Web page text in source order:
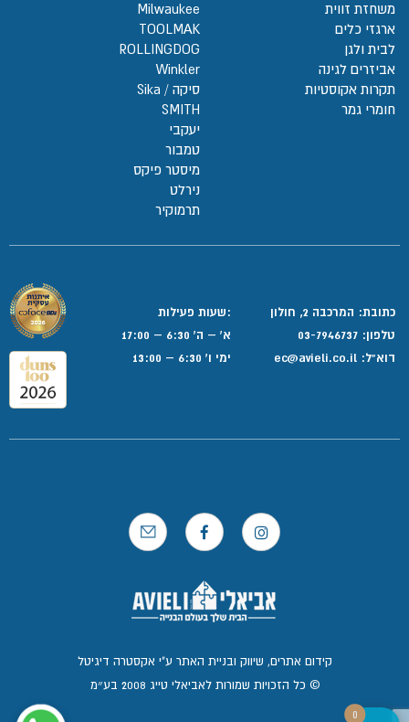
משחזת זווית
ארגזי כלים
לבית ולגן
אביזרים לגינה
תקרות אקוסטיות
חומרי גמר
Milwaukee
TOOLMAK
ROLLINGDOG
Winkler
סיקה / Sika
SMITH
יעקבי
טמבור
מיסטר פיקס
נירלט
תרמוקיר
כתובת: המרכבה 2, חולון
טלפון: 03-7946737
דוא”ל:
:שעות פעילות
א' – ה' 6:30 – 17:00
ימי ו' 6:30 – 13:00
© כל הזכויות שמורות לאביאלי טייג 2008 בע״מ
קידום אתרים, שיווק ובניית האתר ע"י אקסטרה דיגיטל
0